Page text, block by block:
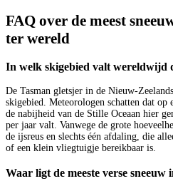
FAQ over de meest
ter wereld
In welk skigebied valt wereldwijd
De Tasman gletsjer in de Nieuw-
skigebied. Meteorologen schatten dat op
de nabijheid van de Stille Oceaan hier
per jaar valt. Vanwege de grote
de ijsreus en slechts één afdaling, die
of een klein vliegtuigje bereikbaar is.
Waar ligt de meeste verse sneeuw